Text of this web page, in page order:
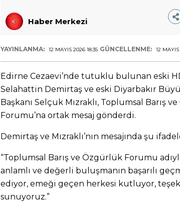
Haber Merkezi
YAYINLANMA: 12 MAYIS 2026 18:35 GÜNCELLENME: 12
Edirne Cezaevi’nde tutuklu bulunan eski
Selahattin Demirtaş ve eski Diyarbakır
Başkanı Selçuk Mızraklı, Toplumsal Barış
Forumu’na ortak mesaj gönderdi.
Demirtaş ve Mızraklı’nın mesajında şu
“Toplumsal Barış ve Özgürlük Forumu
anlamlı ve değerli buluşmanın başarılı
ediyor, emeği geçen herkesi kutluyor,
sunuyoruz.”